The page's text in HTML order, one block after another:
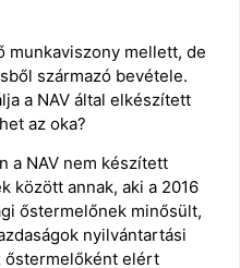
munkaviszony mellett, de
származó bevétele.
a NAV által elkészített
az oka?
a NAV nem készített
között annak, aki a 2016
őstermelőnek minősült,
nyilvántartási
őstermelőként elért